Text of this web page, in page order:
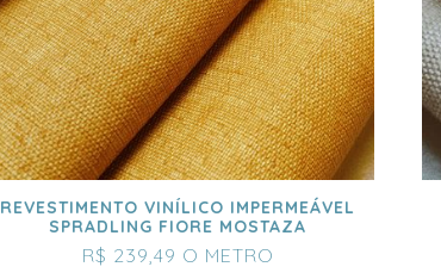
REVESTIMENTO VINÍLICO IMPERMEÁVEL
SPRADLING FIORE MOSTAZA
R$ 239,49 O METRO